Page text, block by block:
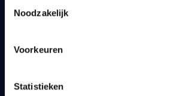
Noodzakelijk
Voorkeuren
Statistieken
Quick links
How to get to the VUB campuses